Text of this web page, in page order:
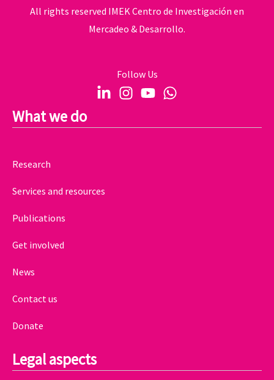
All rights reserved IMEK Centro de Investigación en
Mercadeo & Desarrollo.
Follow Us
What we do
Research
Services and resources
Publications
Get involved
News
Contact us
Donate
Legal aspects